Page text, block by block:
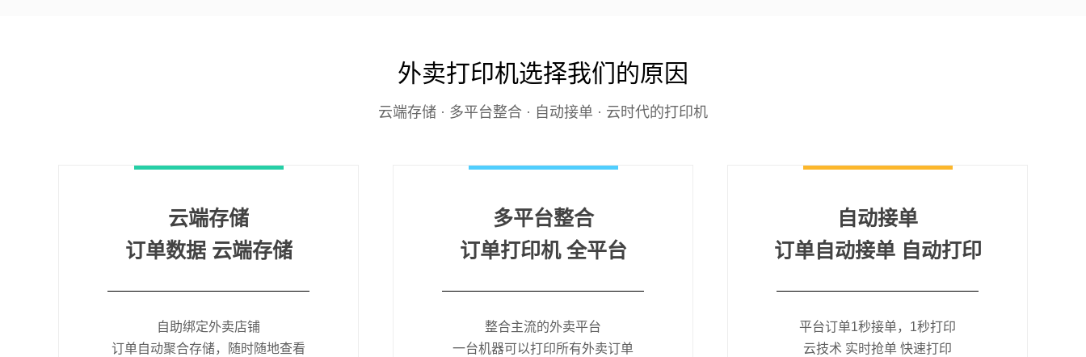
外卖打印机选择我们的原因
云端存储 · 多平台整合 · 自动接单 · 云时代的打印机
云端存储
订单数据 云端存储
自助绑定外卖店铺
订单自动聚合存储，随时随地查看
多平台整合
订单打印机 全平台
整合主流的外卖平台
一台机器可以打印所有外卖订单
自动接单
订单自动接单 自动打印
平台订单1秒接单，1秒打印
云技术 实时抢单 快速打印